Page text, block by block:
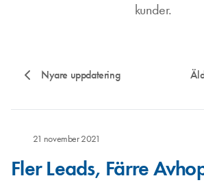
kunder.
Nyare uppdatering
21 november 2021
Fler Leads, Färre